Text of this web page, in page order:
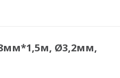
Ø3,2мм,